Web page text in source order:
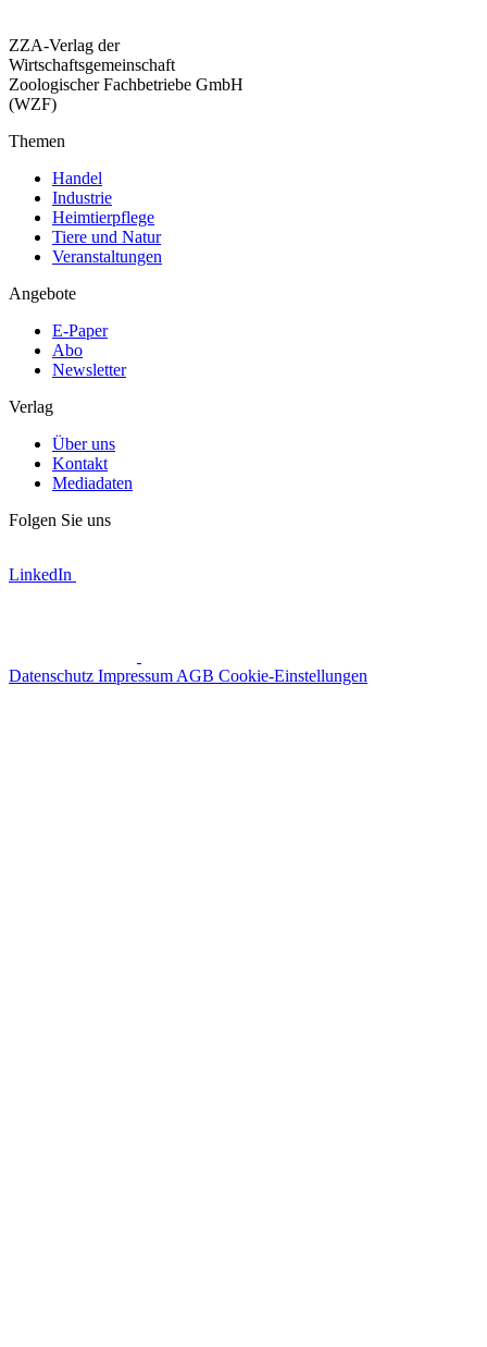
ZZA-Verlag der
Wirtschaftsgemeinschaft
Zoologischer Fachbetriebe GmbH
(WZF)
Themen
Handel
Industrie
Heimtierpflege
Tiere und Natur
Veranstaltungen
Angebote
E-Paper
Abo
Newsletter
Verlag
Über uns
Kontakt
Mediadaten
Folgen Sie uns
LinkedIn
Datenschutz Impressum AGB Cookie-Einstellungen